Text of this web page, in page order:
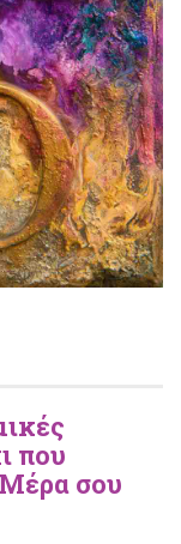
που
σου